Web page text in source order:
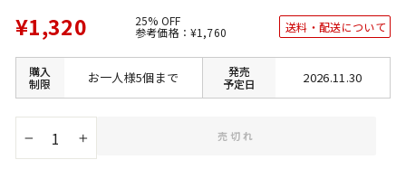
¥1,320 25% OFF
参考価格：通
価
¥1,760
格
送料・配送について
購入
制限
お一人様5個まで
発売
予定日
2026.11.30
+
売切れ